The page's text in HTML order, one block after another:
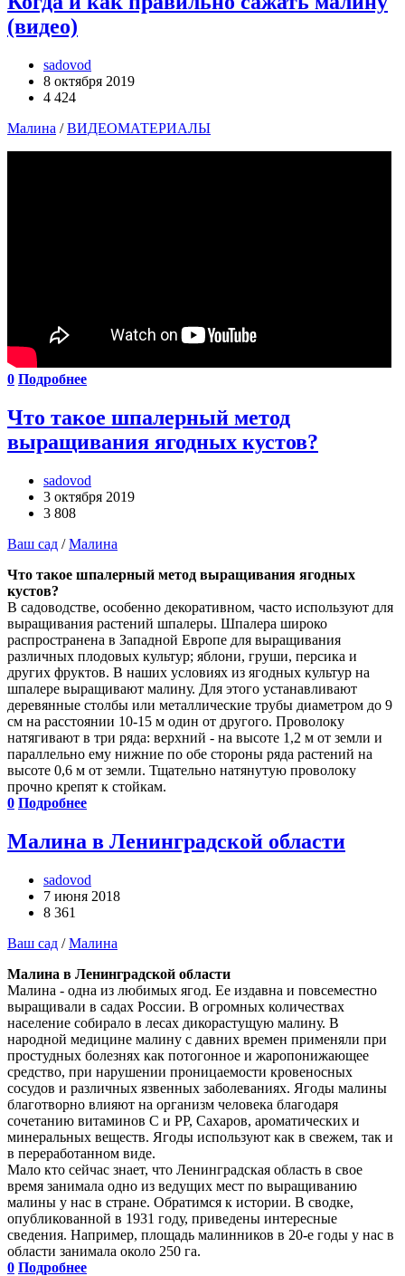
(видео)
sadovod
8 октября 2019
4 424
Малина /ВИДЕОМАТЕРИАЛЫ
0 Подробнее
Что такое шпалерный метод
выращивания ягодных кустов?
sadovod
3 октября 2019
3 808
Ваш сад /Малина
Что такое шпалерный метод выращивания ягодных
кустов?
В садоводстве, особенно декоративном, часто используют для
выращивания растений шпалеры. Шпалера широко
распространена в Западной Европе для выращивания
различных плодовых культур; яблони, груши, персика и
других фруктов. В наших условиях из ягодных культур на
шпалере выращивают малину. Для этого устанавливают
деревянные столбы или металлические трубы диаметром до 9
см на расстоянии 10-15 м один от другого. Проволоку
натягивают в три ряда: верхний - на высоте 1,2 м от земли и
параллельно ему нижние по обе стороны ряда растений на
высоте 0,6 м от земли. Тщательно натянутую проволоку
прочно крепят к стойкам.
0 Подробнее
Малина в Ленинградской области
sadovod
7 июня 2018
8 361
Ваш сад /Малина
Малина в Ленинградской области
Малина - одна из любимых ягод. Ее издавна и повсеместно
выращивали в садах России. В огромных количествах
население собирало в лесах дикорастущую малину. В
народной медицине малину с давних времен применяли при
простудных болезнях как потогонное и жаропонижающее
средство, при нарушении проницаемости кровеносных
сосудов и различных язвенных заболеваниях. Ягоды малины
благотворно влияют на организм человека благодаря
сочетанию витаминов С и РР, Сахаров, ароматических и
минеральных веществ. Ягоды используют как в свежем, так и
в переработанном виде.
Мало кто сейчас знает, что Ленинградская область в свое
время занимала одно из ведущих мест по выращиванию
малины у нас в стране. Обратимся к истории. В сводке,
опубликованной в 1931 году, приведены интересные
сведения. Например, площадь малинников в 20-е годы у нас в
области занимала около 250 га.
0 Подробнее